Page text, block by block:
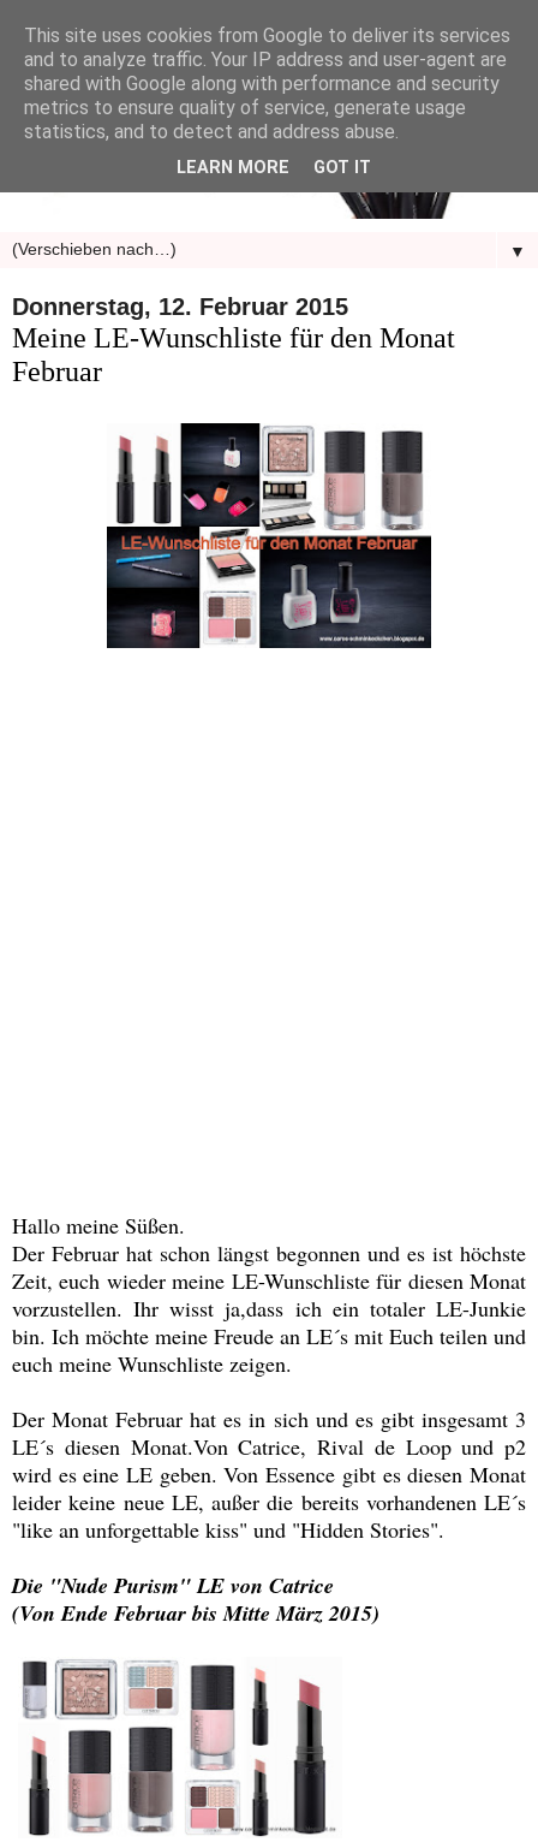
▼
Donnerstag, 12. Februar 2015
Meine LE-Wunschliste für den Monat
Februar
Hallo meine Süßen.
Der Februar hat schon längst begonnen und es ist höchste
Zeit, euch wieder meine LE-Wunschliste für diesen Monat
vorzustellen. Ihr wisst ja,dass ich ein totaler LE-Junkie
bin. Ich möchte meine Freude an LE´s mit Euch teilen und
euch meine Wunschliste zeigen.
Der Monat Februar hat es in sich und es gibt insgesamt 3
LE´s diesen Monat.Von Catrice, Rival de Loop und p2
wird es eine LE geben. Von Essence gibt es diesen Monat
leider keine neue LE, außer die bereits vorhandenen LE´s
"like an unforgettable kiss" und "Hidden Stories".
Die "Nude Purism" LE von Catrice
(Von Ende Februar bis Mitte März 2015)
This site uses cookies from Google to deliver its services
and to analyze traffic. Your IP address and user-agent are
shared with Google along with performance and security
metrics to ensure quality of service, generate usage
statistics, and to detect and address abuse.
LEARN MORE GOT IT